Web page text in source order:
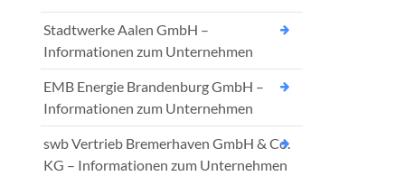
Stadtwerke Aalen GmbH –
Informationen zum Unternehmen
EMB Energie Brandenburg GmbH –
Informationen zum Unternehmen
swb Vertrieb Bremerhaven GmbH & Co.
KG – Informationen zum Unternehmen